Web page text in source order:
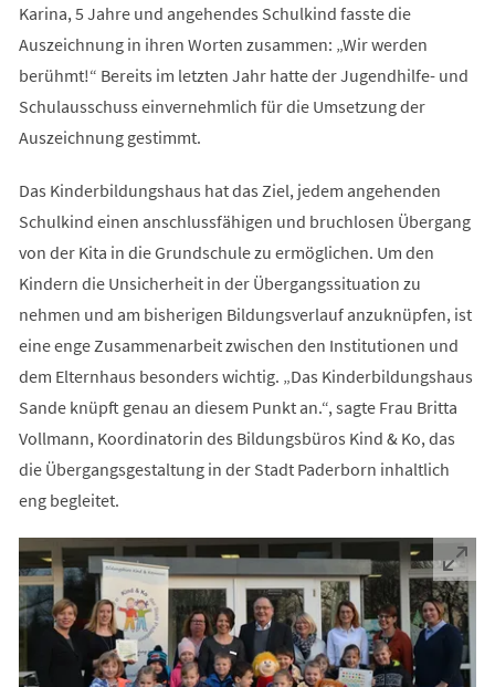
Karina, 5 Jahre und angehendes Schulkind fasste die
Auszeichnung in ihren Worten zusammen: „Wir werden
berühmt!“ Bereits im letzten Jahr hatte der Jugendhilfe- und
Schulausschuss einvernehmlich für die Umsetzung der
Auszeichnung gestimmt.
Das Kinderbildungshaus hat das Ziel, jedem angehenden
Schulkind einen anschlussfähigen und bruchlosen Übergang
von der Kita in die Grundschule zu ermöglichen. Um den
Kindern die Unsicherheit in der Übergangssituation zu
nehmen und am bisherigen Bildungsverlauf anzuknüpfen, ist
eine enge Zusammenarbeit zwischen den Institutionen und
dem Elternhaus besonders wichtig. „Das Kinderbildungshaus
Sande knüpft genau an diesem Punkt an.“, sagte Frau Britta
Vollmann, Koordinatorin des Bildungsbüros Kind & Ko, das
die Übergangsgestaltung in der Stadt Paderborn inhaltlich
eng begleitet.